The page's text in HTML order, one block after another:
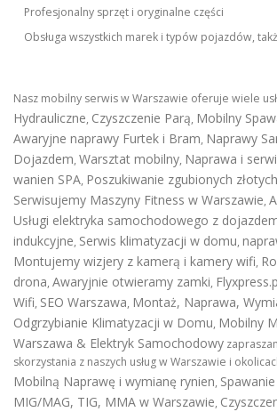
Profesjonalny sprzęt i oryginalne części
Obsługa wszystkich marek i typów pojazdów,
Nasz mobilny serwis w Warszawie oferuje wiele
Hydrauliczne, Czyszczenie Parą, Mobilny
Awaryjne naprawy Furtek i Bram, Naprawy
Dojazdem, Warsztat mobilny, Naprawa i
wanien SPA, Poszukiwanie zgubionych
Serwisujemy Maszyny Fitness w Warszawie,
Usługi elektryka samochodowego z
indukcyjne, Serwis klimatyzacji w domu,
Montujemy wizjery z kamerą i kamery wifi,
drona, Awaryjnie otwieramy zamki,
Wifi, SEO Warszawa, Montaż, Naprawa,
Odgrzybianie Klimatyzacji w Domu, Mobilny
Warszawa & Elektryk Samochodowy
skorzystania z naszych usług w Warszawie i
Mobilną Naprawę i wymianę rynien,
MIG/MAG, TIG, MMA w Warszawie,